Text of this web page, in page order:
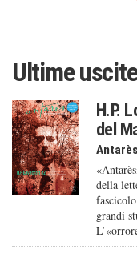
Ultime uscite
H.P.
del
della
grandi